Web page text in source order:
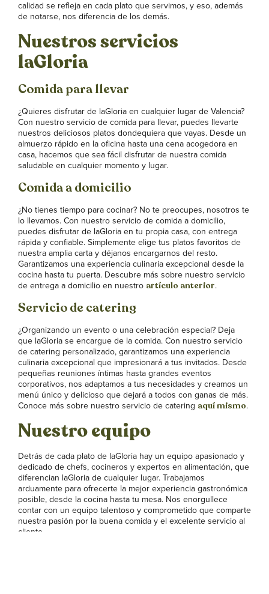
calidad se refleja en cada plato que servimos, y eso, además
de notarse, nos diferencia de los demás.
Nuestros servicios
laGloria
Comida para llevar
¿Quieres disfrutar de laGloria en cualquier lugar de Valencia?
Con nuestro servicio de comida para llevar, puedes llevarte
nuestros deliciosos platos dondequiera que vayas. Desde un
almuerzo rápido en la oficina hasta una cena acogedora en
casa, hacemos que sea fácil disfrutar de nuestra comida
saludable en cualquier momento y lugar.
Comida a domicilio
¿No tienes tiempo para cocinar? No te preocupes, nosotros te
lo llevamos. Con nuestro servicio de comida a domicilio,
puedes disfrutar de laGloria en tu propia casa, con entrega
rápida y confiable. Simplemente elige tus platos favoritos de
nuestra amplia carta y déjanos encargarnos del resto.
Garantizamos una experiencia culinaria excepcional desde la
cocina hasta tu puerta. Descubre más sobre nuestro servicio
de entrega a domicilio en nuestro artículo anterior.
Servicio de catering
¿Organizando un evento o una celebración especial? Deja
que laGloria se encargue de la comida. Con nuestro servicio
de catering personalizado, garantizamos una experiencia
culinaria excepcional que impresionará a tus invitados. Desde
pequeñas reuniones íntimas hasta grandes eventos
corporativos, nos adaptamos a tus necesidades y creamos un
menú único y delicioso que dejará a todos con ganas de más.
Conoce más sobre nuestro servicio de catering aquí mismo.
Nuestro equipo
Detrás de cada plato de laGloria hay un equipo apasionado y
dedicado de chefs, cocineros y expertos en alimentación, que
diferencian laGloria de cualquier lugar. Trabajamos
arduamente para ofrecerte la mejor experiencia gastronómica
posible, desde la cocina hasta tu mesa. Nos enorgullece
contar con un equipo talentoso y comprometido que comparte
nuestra pasión por la buena comida y el excelente servicio al
cliente.